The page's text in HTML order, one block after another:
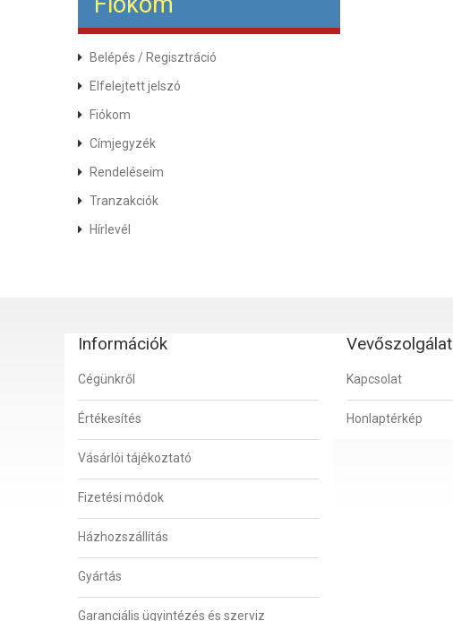
Belépés / Regisztráció
Elfelejtett jelszó
Fiókom
Címjegyzék
Rendeléseim
Tranzakciók
Hírlevél
Információk
Cégünkről
Értékesítés
Vásárlói tájékoztató
Fizetési módok
Házhozszállítás
Gyártás
Garanciális ügyintézés és szerviz
Vevőszolgálat
Kapcsolat
Honlaptérkép